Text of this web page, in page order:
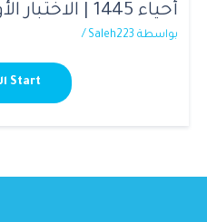
أحياء 1445 | الاختبار الأول
بواسطة Saleh223
/